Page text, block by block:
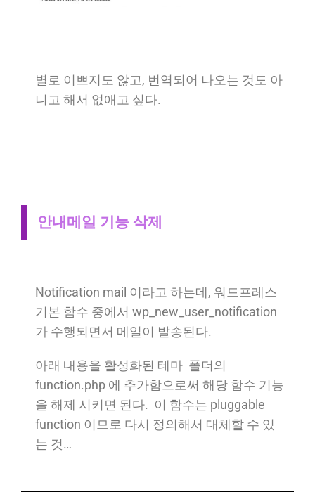
별로 이쁘지도 않고, 번역되어 나오는 것도 아
니고 해서 없애고 싶다.
안내메일 기능 삭제
Notification mail 이라고 하는데, 워드프레스
기본 함수 중에서 wp_new_user_notification
가 수행되면서 메일이 발송된다.
아래 내용을 활성화된 테마 폴더의
function.php 에 추가함으로써 해당 함수 기능
을 해제 시키면 된다. 이 함수는 pluggable
function 이므로 다시 정의해서 대체할 수 있
는 것…